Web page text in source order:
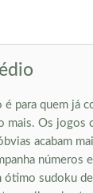
para quem já
mais. Os jogos
acabam
números
ótimo sudoku